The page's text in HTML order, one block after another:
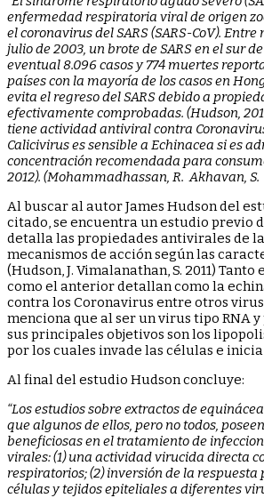
enfermedad respiratoria viral de origen
el coronavirus del SARS (SARS-CoV).
julio de 2003, un brote de SARS en el sur
eventual 8.096 casos y 774 muertes
países con la mayoría de los casos en
evita el regreso del SARS debido a
efectivamente comprobadas. (Hudson,
tiene actividad antiviral contra
Calicivirus es sensible a Echinacea si es
concentración recomendada para
2012). (Mohammadhassan, R. Akhavan, S.
Al buscar al autor James Hudson del
citado, se encuentra un estudio previo
detalla las propiedades antivirales de
mecanismos de acción según las
(Hudson, J. Vimalanathan, S. 2011) Tanto
como el anterior detallan como la
contra los Coronavirus entre otros
menciona que al ser un virus tipo RNA
sus principales objetivos son los
por los cuales invade las células e
Al final del estudio Hudson concluye:
“Los estudios sobre extractos de
que algunos de ellos, pero no todos,
beneficiosas en el tratamiento de
virales: (1) una actividad virucida directa
respiratorios; (2) inversión de la
células y tejidos epiteliales a diferentes